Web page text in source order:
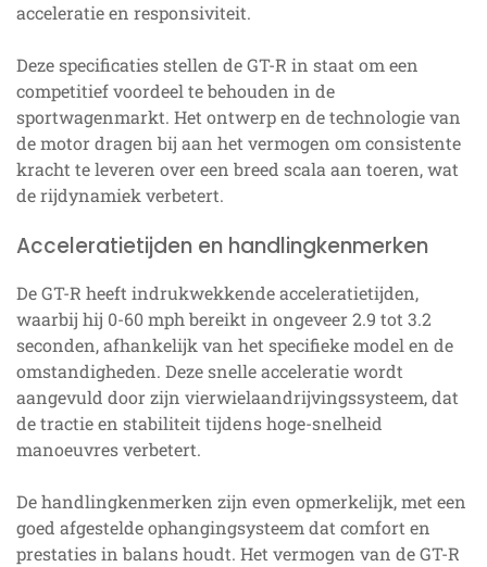
acceleratie en responsiviteit.
Deze specificaties stellen de GT-R in staat om een
competitief voordeel te behouden in de
sportwagenmarkt. Het ontwerp en de technologie van
de motor dragen bij aan het vermogen om consistente
kracht te leveren over een breed scala aan toeren, wat
de rijdynamiek verbetert.
Acceleratietijden en handlingkenmerken
De GT-R heeft indrukwekkende acceleratietijden,
waarbij hij 0-60 mph bereikt in ongeveer 2.9 tot 3.2
seconden, afhankelijk van het specifieke model en de
omstandigheden. Deze snelle acceleratie wordt
aangevuld door zijn vierwielaandrijvingssysteem, dat
de tractie en stabiliteit tijdens hoge-snelheid
manoeuvres verbetert.
De handlingkenmerken zijn even opmerkelijk, met een
goed afgestelde ophangingsysteem dat comfort en
prestaties in balans houdt. Het vermogen van de GT-R